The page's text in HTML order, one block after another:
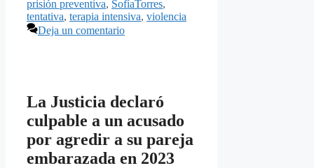
prisión preventiva, SofíaTorres,
tentativa, terapia intensiva, violencia
Deja un comentario
La Justicia declaró
culpable a un acusado
por agredir a su pareja
embarazada en 2023